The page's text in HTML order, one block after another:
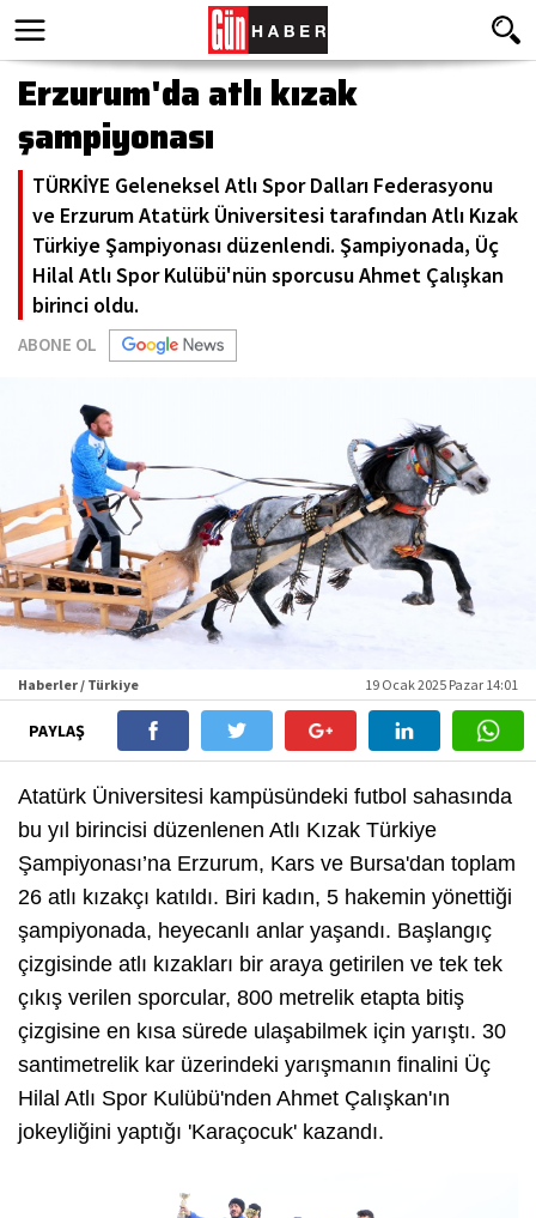
Erzurum'da atlı kızak
şampiyonası
TÜRKİYE Geleneksel Atlı Spor Dalları Federasyonu
ve Erzurum Atatürk Üniversitesi tarafından Atlı Kızak
Türkiye Şampiyonası düzenlendi. Şampiyonada, Üç
Hilal Atlı Spor Kulübü'nün sporcusu Ahmet Çalışkan
birinci oldu.
ABONE OL
Haberler / Türkiye 19 Ocak 2025 Pazar 14:01
PAYLAŞ
Atatürk Üniversitesi kampüsündeki futbol sahasında
bu yıl birincisi düzenlenen Atlı Kızak Türkiye
Şampiyonası’na Erzurum, Kars ve Bursa'dan toplam
26 atlı kızakçı katıldı. Biri kadın, 5 hakemin yönettiği
şampiyonada, heyecanlı anlar yaşandı. Başlangıç
çizgisinde atlı kızakları bir araya getirilen ve tek tek
çıkış verilen sporcular, 800 metrelik etapta bitiş
çizgisine en kısa sürede ulaşabilmek için yarıştı. 30
santimetrelik kar üzerindeki yarışmanın finalini Üç
Hilal Atlı Spor Kulübü'nden Ahmet Çalışkan'ın
jokeyliğini yaptığı 'Karaçocuk' kazandı.